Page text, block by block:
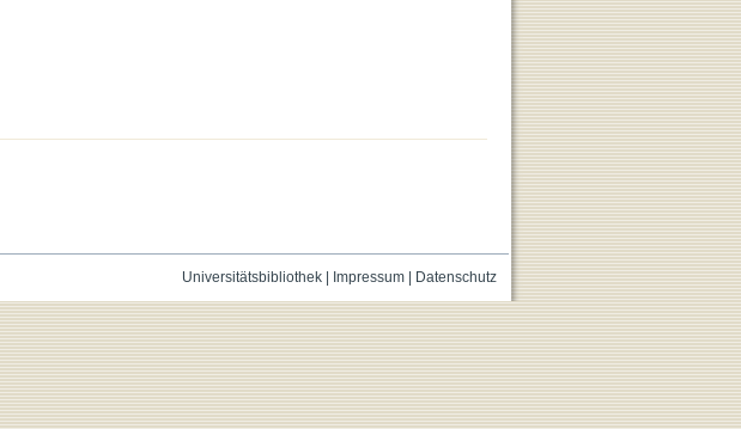
Universitätsbibliothek| Impressum| Datenschutz